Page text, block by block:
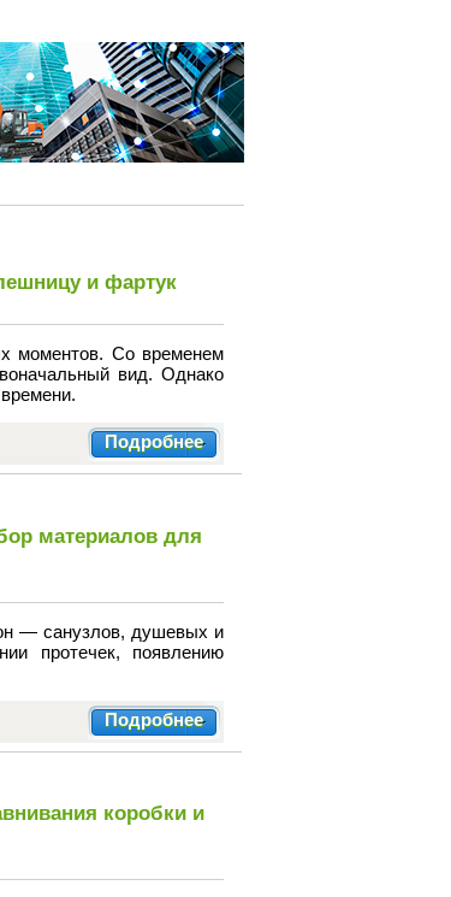
и фартук
моментов. Со временем
вид. Однако
Подробнее
материалов для
— санузлов, душевых и
протечек, появлению
Подробнее
коробки и